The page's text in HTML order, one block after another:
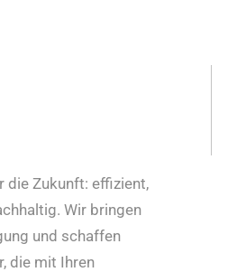
die Zukunft: effizient,
Wir bringen
und schaffen
die mit Ihren